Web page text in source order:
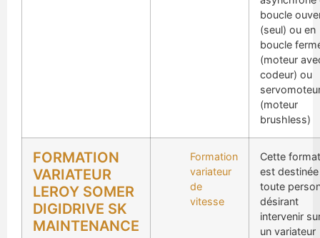
boucle
(seul) ou en
boucle
(moteur
codeur) ou
(moteur
brushless)
FORMATION
VARIATEUR
LEROY SOMER
DIGIDRIVE SK
MAINTENANCE
Formation
variateur
de
vitesse
Cette
est
toute
désirant
intervenir
un variateur